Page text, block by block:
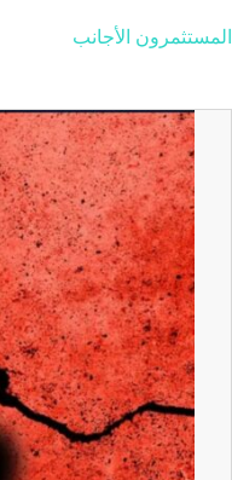
المستثمرون الأجانب